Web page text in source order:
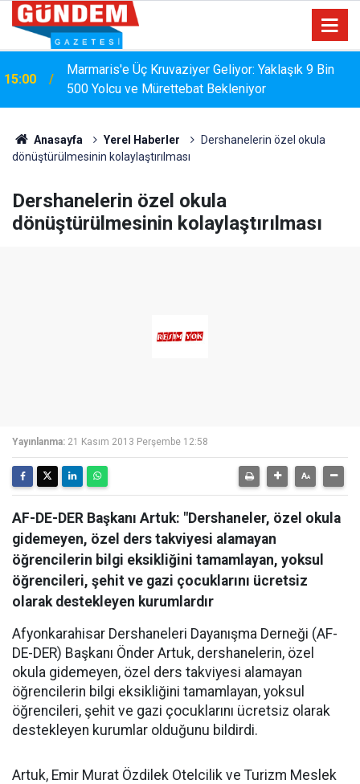
15:00
Marmaris'e Üç Kruvaziyer Geliyor: Yaklaşık 9 Bin
500 Yolcu ve Mürettebat Bekleniyor
Anasayfa Yerel Haberler
Dershanelerin özel okula
dönüştürülmesinin kolaylaştırılması
Dershanelerin özel okula
dönüştürülmesinin kolaylaştırılması
Yayınlanma: 21 Kasım 2013 Perşembe 12:58
AF-DE-DER Başkanı Artuk: "Dershaneler, özel okula
gidemeyen, özel ders takviyesi alamayan
öğrencilerin bilgi eksikliğini tamamlayan, yoksul
öğrencileri, şehit ve gazi çocuklarını ücretsiz
olarak destekleyen kurumlardır
Afyonkarahisar Dershaneleri Dayanışma Derneği (AF-
DE-DER) Başkanı Önder Artuk, dershanelerin, özel
okula gidemeyen, özel ders takviyesi alamayan
öğrencilerin bilgi eksikliğini tamamlayan, yoksul
öğrencileri, şehit ve gazi çocuklarını ücretsiz olarak
destekleyen kurumlar olduğunu bildirdi.
Artuk, Emir Murat Özdilek Otelcilik ve Turizm Meslek